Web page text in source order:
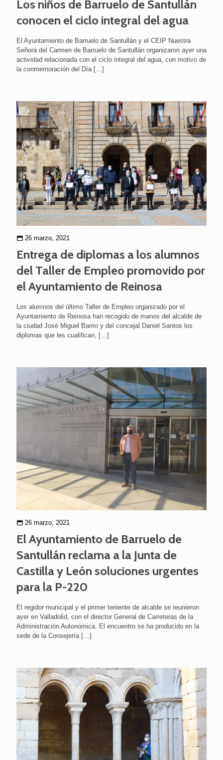
Los niños de Barruelo de Santullán
conocen el ciclo integral del agua
El Ayuntamiento de Barruelo de Santullán y el CEIP Nuestra
Señora del Carmen de Barruelo de Santullán organizaron ayer una
actividad relacionada con el ciclo integral del agua, con motivo de
la conmemoración del Día […]
26 marzo, 2021
Entrega de diplomas a los alumnos
del Taller de Empleo promovido por
el Ayuntamiento de Reinosa
Los alumnos del último Taller de Empleo organizado por el
Ayuntamiento de Reinosa han recogido de manos del alcalde de
la ciudad José Miguel Barrio y del concejal Daniel Santos los
diplomas que les cualifican, […]
26 marzo, 2021
El Ayuntamiento de Barruelo de
Santullán reclama a la Junta de
Castilla y León soluciones urgentes
para la P-220
El regidor municipal y el primer teniente de alcalde se reunieron
ayer en Valladolid, con el director General de Carreteras de la
Administración Autonómica. El encuentro se ha producido en la
sede de la Consejería […]